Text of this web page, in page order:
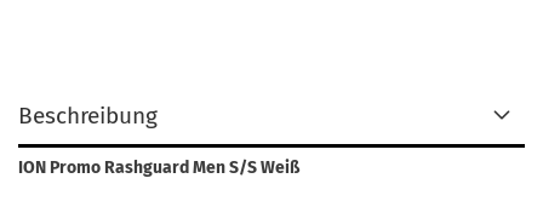
Beschreibung
ION Promo Rashguard Men S/S Weiß